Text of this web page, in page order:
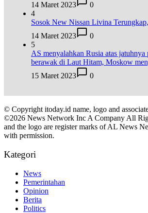
14 Maret 2023
0
4
Sosok New Nissan Livina
14 Maret 2023
0
5
AS menyalahkan Rusia atas jatuhnya
berawak di Laut Hitam, Moskow
15 Maret 2023
0
© Copyright itoday.id name, logo and
©2026 News Network Inc A Company All
and the logo are register marks of AL News
with permission.
Kategori
News
Pemerintahan
Opinion
Berita
Politics